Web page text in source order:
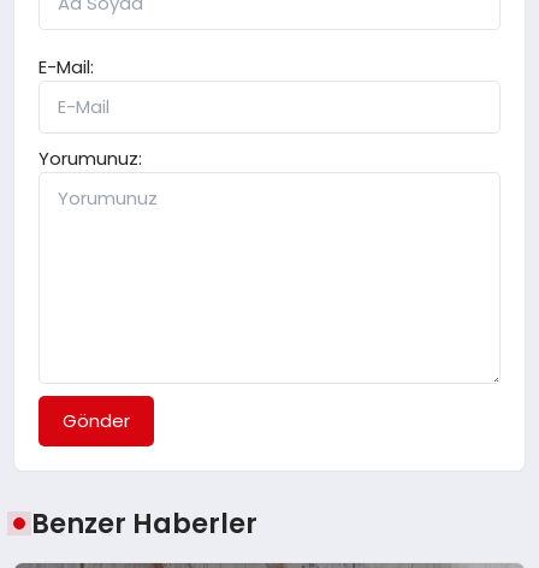
E-Mail:
Yorumunuz:
Gönder
Benzer Haberler